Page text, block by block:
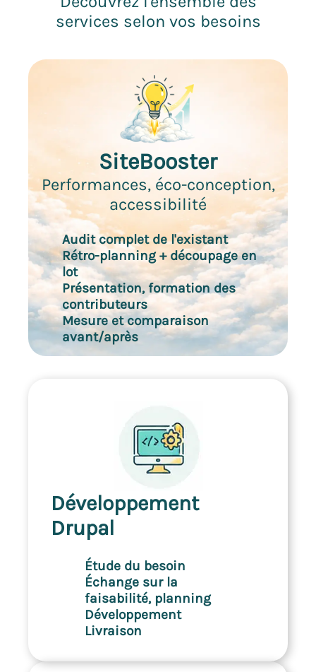
services selon vos besoins
SiteBooster
Performances, éco-conception,
accessibilité
Audit complet de l'existant
Rétro-planning + découpage en
lot
Présentation, formation des
contributeurs
Mesure et comparaison
avant/après
Développement
Drupal
Étude du besoin
Échange sur la
faisabilité, planning
Développement
Livraison